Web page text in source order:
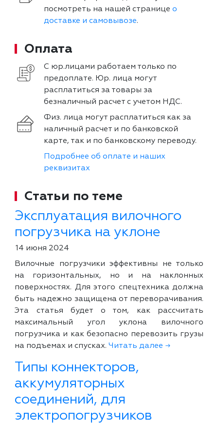
посмотреть на нашей странице о
доставке и самовывозе.
Оплата
С юр.лицами работаем только по
предоплате. Юр. лица могут
расплатиться за товары за
безналичный расчет с учетом НДС.
Физ. лица могут расплатиться как за
наличный расчет и по банковской
карте, так и по банковскому переводу.
Подробнее об оплате и наших
реквизитах
Статьи по теме
Эксплуатация вилочного
погрузчика на уклоне
14 июня 2024
Вилочные погрузчики эффективны не только
на горизонтальных, но и на наклонных
поверхностях. Для этого спецтехника должна
быть надежно защищена от переворачивания.
Эта статья будет о том, как рассчитать
максимальный угол уклона вилочного
погрузчика и как безопасно перевозить грузы
на подъемах и спусках. Читать далее →
Типы коннекторов,
аккумуляторных
соединений, для
электропогрузчиков